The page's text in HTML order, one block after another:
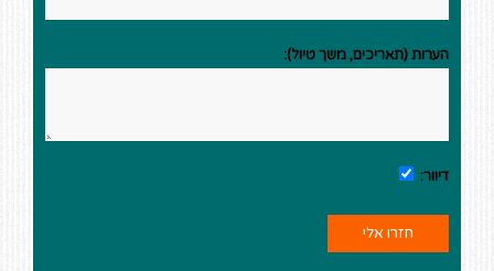
הערות (תאריכים, משך טיול):
דיוור: